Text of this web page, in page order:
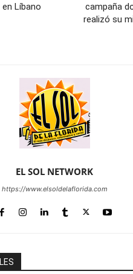
Líbano
campaña
realizó su
EL SOL NETWORK
https://www.elsoldelaflorida.com